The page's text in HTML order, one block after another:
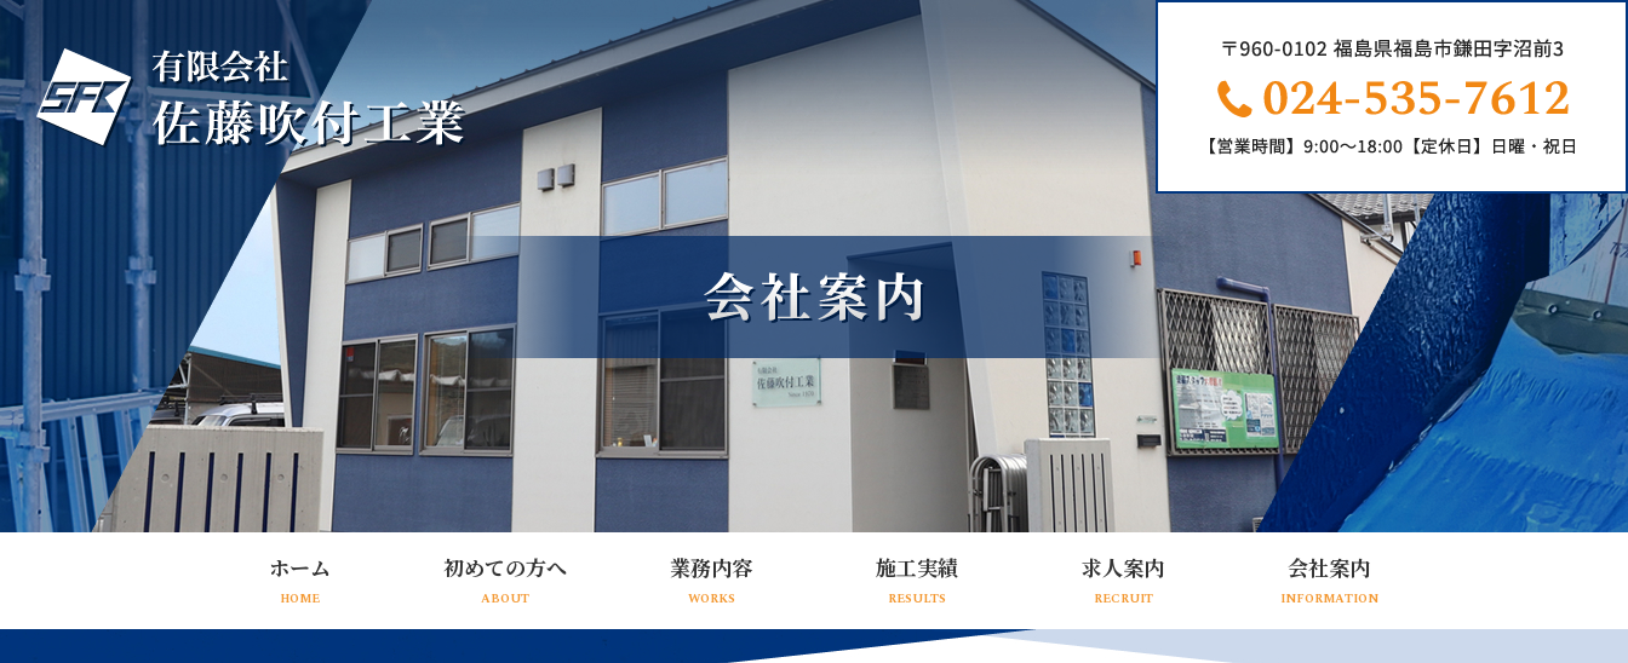
ホーム
HOME
初めての方へ
ABOUT
業務内容
WORKS
施工実績
RESULTS
求人案内
RECRUIT
会社案内
INFORMATION